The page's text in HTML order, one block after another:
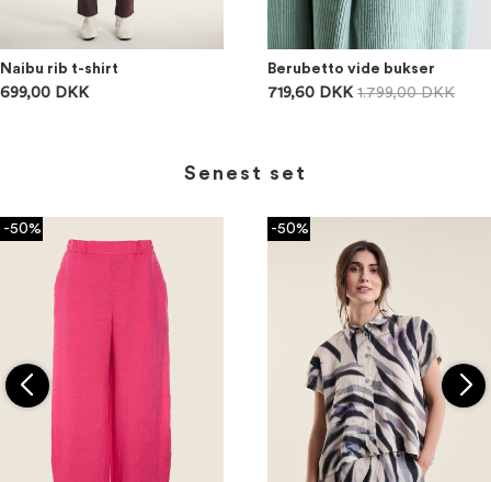
Naibu rib t-shirt
699,00 DKK
Berubetto vide bukser
719,60 DKK 1.799,00 DKK
Senest set
-50% -50%